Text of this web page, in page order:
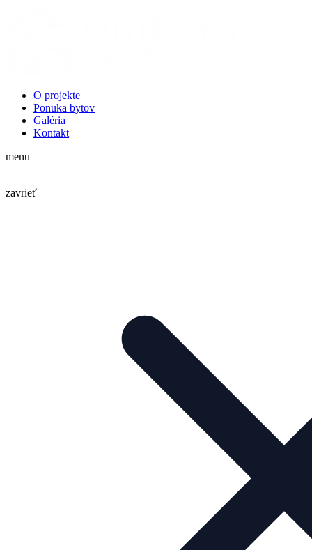
O projekte
Ponuka bytov
Galéria
Kontakt
menu
zavrieť